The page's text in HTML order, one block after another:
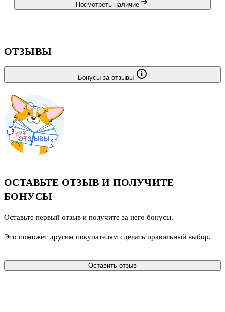
Посмотреть наличие
ОТЗЫВЫ
Бонусы за отзывы
ОСТАВЬТЕ ОТЗЫВ И ПОЛУЧИТЕ
БОНУСЫ
Оставьте первый отзыв и получите за него бонусы.
Это поможет другим покупателям сделать правильный выбор.
Оставить отзыв